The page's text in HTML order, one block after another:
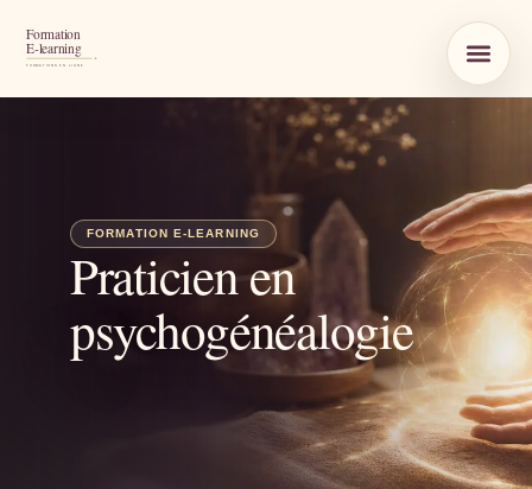
Praticien en
psychogénéalogie